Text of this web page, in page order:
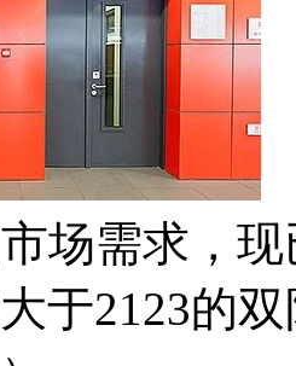
场需求，现
大于2123的